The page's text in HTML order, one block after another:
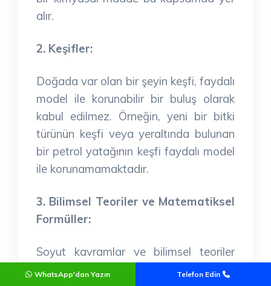
alır.
2. Keşifler:
Doğada var olan bir şeyin keşfi, faydalı
model ile korunabilir bir buluş olarak
kabul edilmez. Örneğin, yeni bir bitki
türünün keşfi veya yeraltında bulunan
bir petrol yatağının keşfi faydalı model
ile korunamamaktadır.
3. Bilimsel Teoriler ve Matematiksel
Formüller:
Soyut kavramlar ve bilimsel teoriler
faydalı model ile korunabilir buluşlar
WhatsApp'dan Yazın Telefon Edin